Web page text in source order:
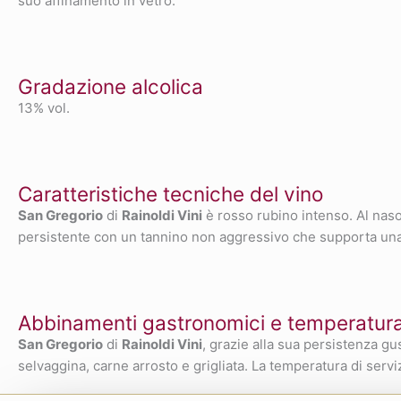
Gradazione alcolica
13% vol.
Caratteristiche tecniche del vino
San Gregorio di Rainoldi Vini è rosso rubino intenso. Al
persistente con un tannino non aggressivo che supporta
Abbinamenti gastronomici e
San Gregorio di Rainoldi Vini, grazie alla sua persistenza
selvaggina, carne arrosto e grigliata. La temperatura di